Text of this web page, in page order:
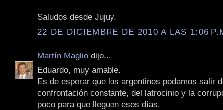
Saludos desde Jujuy.
22 DE DICIEMBRE DE 2010 A LAS 1:06
Martín Maglio dijo...
Eduardo, muy amable.
Es de esperar que los argentinos podamos salir
confrontación constante, del latrocinio y la
poco para que lleguen esos días.